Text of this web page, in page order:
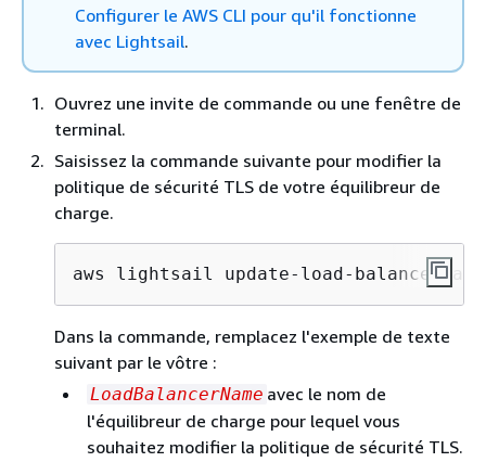
Configurer le AWS CLI pour qu'il fonctionne
avec Lightsail.
Ouvrez une invite de commande ou une fenêtre de
terminal.
Saisissez la commande suivante pour modifier la
politique de sécurité TLS de votre équilibreur de
charge.
aws lightsail update-load-balancer-
Dans la commande, remplacez l'exemple de texte
suivant par le vôtre :
LoadBalancerName avec le nom de
l'équilibreur de charge pour lequel vous
souhaitez modifier la politique de sécurité TLS.